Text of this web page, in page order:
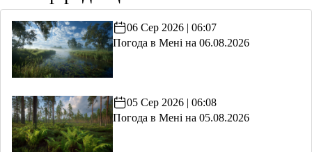
06 Сер 2026 | 06:07
Погода в Мені на 06.08.2026
05 Сер 2026 | 06:08
Погода в Мені на 05.08.2026